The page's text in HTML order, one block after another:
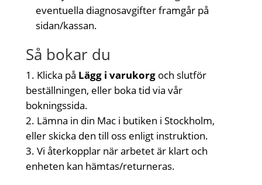
eventuella diagnosavgifter framgår på
sidan/kassan.
Så bokar du
Klicka på Lägg i varukorg och slutför
beställningen, eller boka tid via vår
bokningssida.
Lämna in din Mac i butiken i Stockholm,
eller skicka den till oss enligt instruktion.
Vi återkopplar när arbetet är klart och
enheten kan hämtas/returneras.